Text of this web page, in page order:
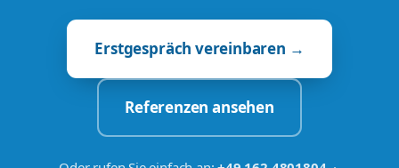
Erstgespräch vereinbaren →
Referenzen ansehen